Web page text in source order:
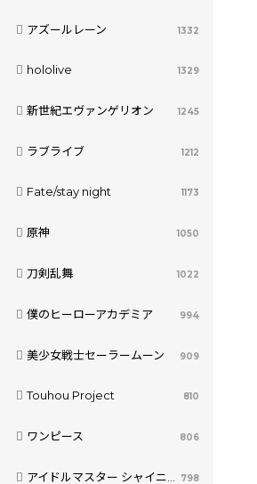
アズールレーン 1332
hololive 1329
新世紀エヴァンゲリオン 1245
ラブライブ 1212
Fate/stay night 1173
原神 1050
刀剣乱舞 1022
僕のヒーローアカデミア 994
美少女戦士セーラームーン 909
Touhou Project 810
ワンピース 806
アイドルマスター シャイニーカラーズ 798